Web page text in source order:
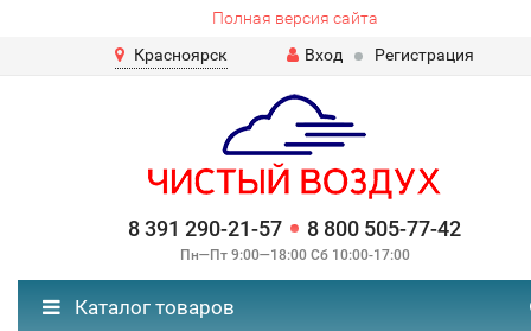
Полная версия сайта
Красноярск
Вход Регистрация
8 391 290-21-57 8 800 505-77-42
Пн—Пт 9:00—18:00 Сб 10:00-17:00
Каталог товаров